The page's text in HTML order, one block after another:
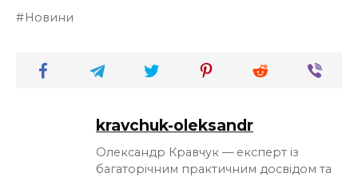
Новини
kravchuk-oleksandr
Олександр Кравчук — експерт із
багаторічним практичним досвідом та